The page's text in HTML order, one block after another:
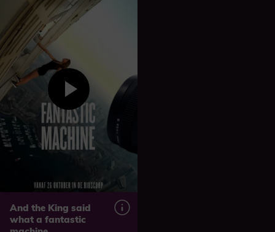
And the King said
what a fantastic